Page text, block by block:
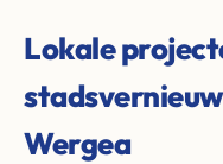
Lokale
Wergea